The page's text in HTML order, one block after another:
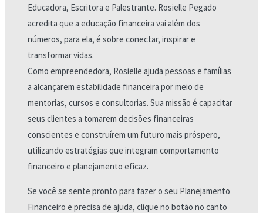
Educadora, Escritora e Palestrante. Rosielle Pegado
acredita que a educação financeira vai além dos
números, para ela, é sobre conectar, inspirar e
transformar vidas.
Como empreendedora, Rosielle ajuda pessoas e famílias
a alcançarem estabilidade financeira por meio de
mentorias, cursos e consultorias. Sua missão é capacitar
seus clientes a tomarem decisões financeiras
conscientes e construírem um futuro mais próspero,
utilizando estratégias que integram comportamento
financeiro e planejamento eficaz.
Se você se sente pronto para fazer o seu Planejamento
Financeiro e precisa de ajuda, clique no botão no canto